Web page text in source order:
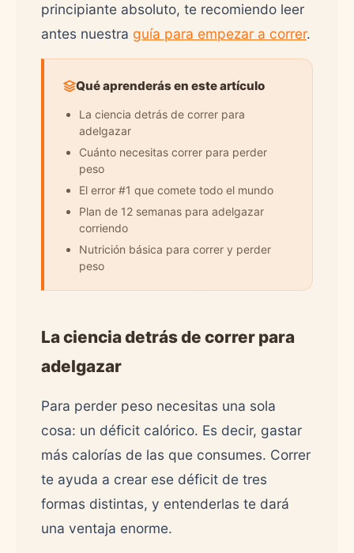
principiante absoluto, te recomiendo leer
antes nuestra guía para empezar a correr.
Qué aprenderás en este artículo
La ciencia detrás de correr para
adelgazar
Cuánto necesitas correr para perder
peso
El error #1 que comete todo el mundo
Plan de 12 semanas para adelgazar
corriendo
Nutrición básica para correr y perder
peso
La ciencia detrás de correr para
adelgazar
Para perder peso necesitas una sola
cosa: un déficit calórico. Es decir, gastar
más calorías de las que consumes. Correr
te ayuda a crear ese déficit de tres
formas distintas, y entenderlas te dará
una ventaja enorme.